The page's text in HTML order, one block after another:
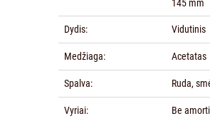
145 mm
Dydis: Vidutinis
Medžiaga: Acetatas
Spalva: Ruda,
Vyriai: Be